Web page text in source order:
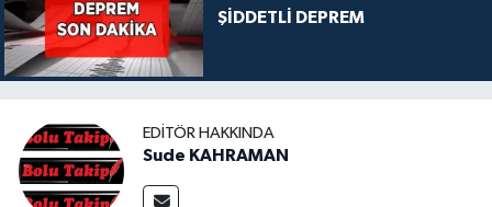
ŞİDDETLİ DEPREM
EDITÖR HAKKINDA
Sude KAHRAMAN